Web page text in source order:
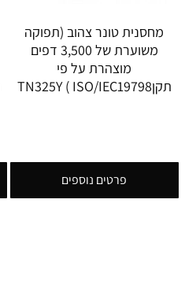
מחסנית טונר צהוב (תפוקה
משוערת של 3,500 דפים
מוצהרת על פי
תקןISO/IEC19798 ) TN325Y
פרטים נוספים